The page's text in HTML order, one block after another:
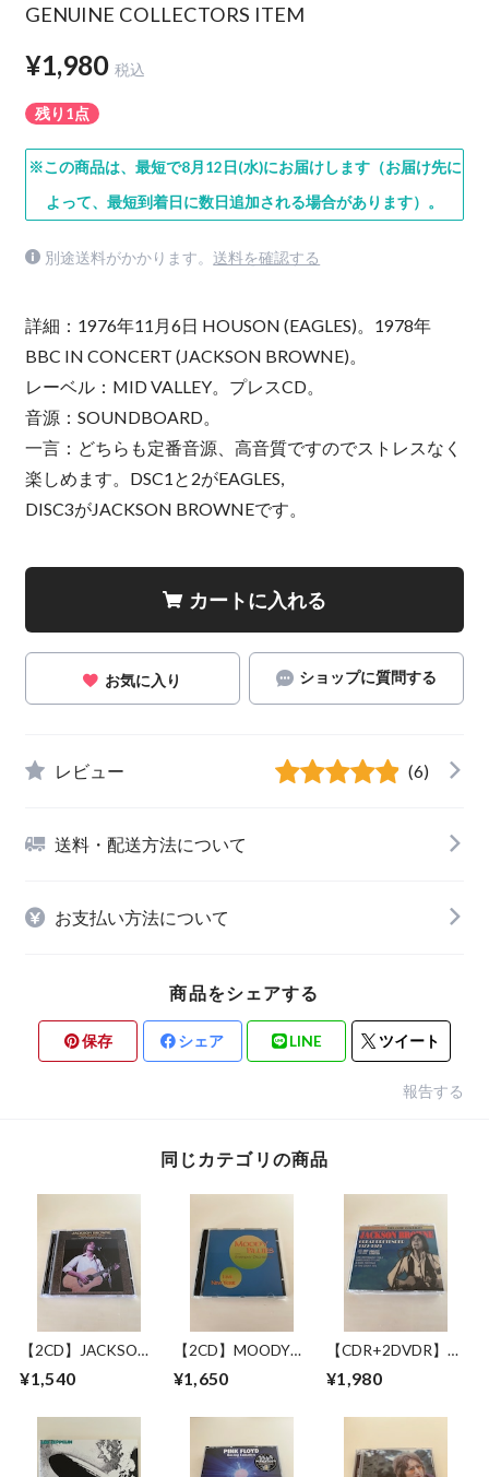
GENUINE COLLECTORS ITEM
¥1,980 税込
残り1点
※この商品は、最短で8月12日(水)にお届けします（お届け先に
よって、最短到着日に数日追加される場合があります）。
別途送料がかかります。 送料を確認する
詳細：1976年11月6日 HOUSON (EAGLES)。1978年
BBC IN CONCERT (JACKSON BROWNE)。
レーベル：MID VALLEY。プレスCD。
音源：SOUNDBOARD。
一言：どちらも定番音源、高音質ですのでストレスなく
楽しめます。DSC1と2がEAGLES,
DISC3がJACKSON BROWNEです。
カートに入れる
お気に入り ショップに質問する
レビュー (6)
送料・配送方法について
お支払い方法について
商品をシェアする
保存 シェア LINE ツイート
報告する
同じカテゴリの商品
【2CD】JACKSON
BROWNE / LONG
BEACH 1978 MIKE
CASSETTES
¥1,540
【2CD】MOODY
BLUES WITH
SYMPHONY
JUNE 1993
¥1,650
【CDR+2DVDR】
JACKSON BROWNE
/ GREAT
¥1,980